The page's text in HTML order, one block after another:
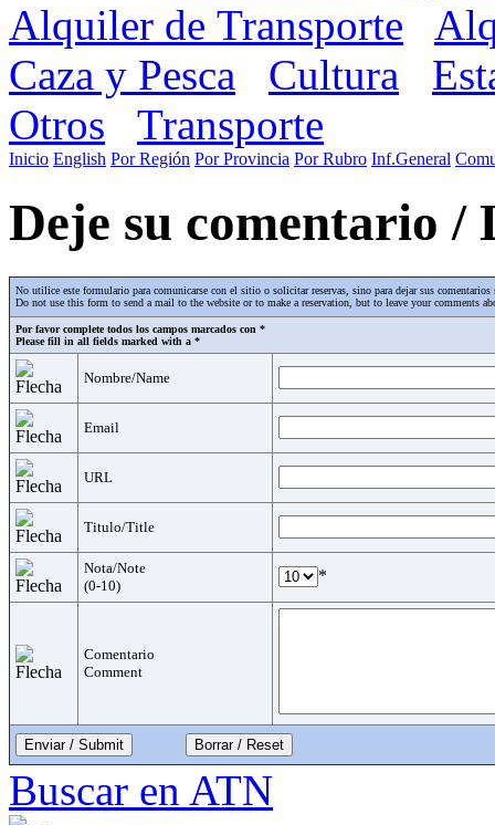
Alquiler de Transporte
Caza y Pesca
Cultura
Otros
Transporte
Inicio English Por Región Por Provincia Por Rubro Inf.General
Deje su comentario /
No utilice este formulario para comunicarse con el sitio o solicitar reservas, sino para dejar sus
Do not use this form to send a mail to the website or to make a reservation, but to leave your comments
Por favor complete todos los campos marcados con *
Please fill in all fields marked with a *
Nombre/Name
Email
URL
Titulo/Title
Nota/Note
(0-10)
*
Comentario
Comment
Enviar / Submit
Buscar en ATN